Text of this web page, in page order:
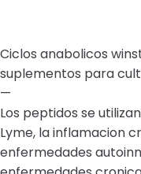
Ciclos anabolicos
suplementos para
—
Los peptidos se
Lyme, la inflamacion
enfermedades